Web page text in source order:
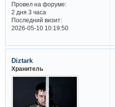
Провел на форуме:
2 дня 3 часа
Последний визит:
2026-05-10 10:19:50
Diztark
Хранитель